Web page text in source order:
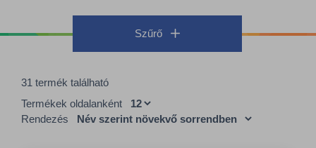
Szűrő
31 termék található
Termékek oldalanként
Rendezés